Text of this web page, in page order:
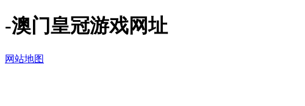
-澳门皇冠游戏网址
网站地图